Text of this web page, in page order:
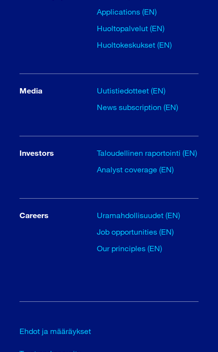
Applications (EN)
Huoltopalvelut (EN)
Huoltokeskukset (EN)
Media
Uutistiedotteet (EN)
News subscription (EN)
Investors
Taloudellinen raportointi (EN)
Analyst coverage (EN)
Careers
Uramahdollisuudet (EN)
Job opportunities (EN)
Our principles (EN)
Ehdot ja määräykset